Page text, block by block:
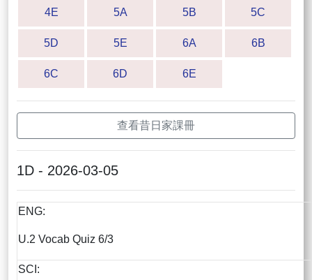
4E 5A 5B 5C
5D 5E 6A 6B
6C 6D 6E
查看昔日家課冊
1D - 2026-03-05
ENG:
U.2 Vocab Quiz 6/3
SCI: